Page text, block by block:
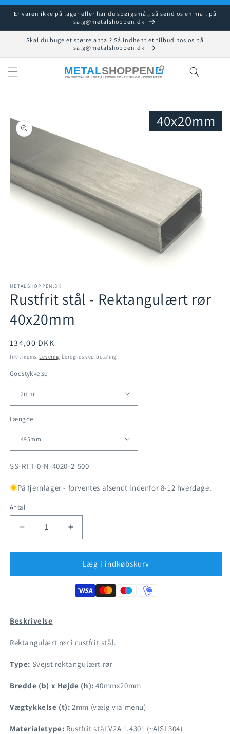
Gå til
indhold
Er varen ikke på lager eller har du spørgsmål, så send os en mail på
salg@metalshoppen.dk
Skal du buge et større antal? Så indhent et tilbud hos os på
salg@metalshoppen.dk
til
1
modus
40x20mm
METALSHOPPEN.DK
Rustfrit stål - Rektangulært rør
40x20mm
Normalpris
134,00 DKK
Inkl. moms. Levering beregnes ved betaling.
Godstykkelse
Længde
SKU:
SS-RTT-0-N-4020-2-500
På fjernlager - forventes afsendt indenfor 8-12 hverdage.
Antal
Reducer
antallet
for
stål
Rektangulært
40x20mm
Øg
antallet
for
Rustfrit
stål
Rektangulært
Læg i indkøbskurv
Beskrivelse
Rektangulært rør i rustfrit stål.
Type: Svejst rektangulært rør
Bredde (b) x Højde (h): 40mmx20mm
Vægtykkelse (t): 2mm (vælg via menu)
Materialetype: Rustfrit stål V2A 1.4301 (~AISI 304)